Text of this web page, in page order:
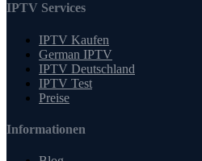
IPTV Services
IPTV Kaufen
German IPTV
IPTV Deutschland
IPTV Test
Preise
Informationen